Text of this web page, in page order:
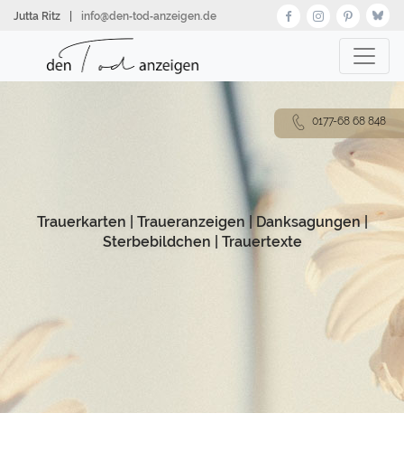
zumJutta Ritz info@den‑tod‑anzeigen.de
Trauerkarten Traueranzeigen |Danksagungen|
Sterbebildchen
Trauertexte
0177-68 68 848